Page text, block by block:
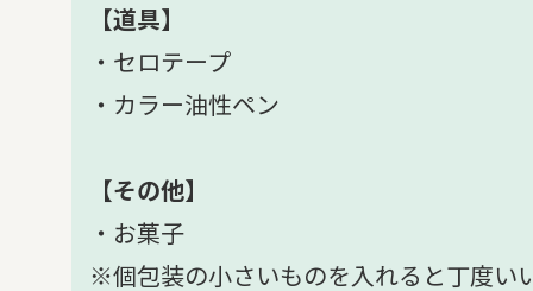
【道具】
・セロテープ
・カラー油性ペン
【その他】
・お菓子
※個包装の小さいものを入れると丁度い